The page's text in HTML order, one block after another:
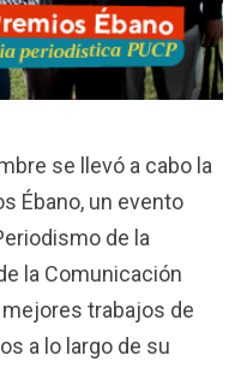
se llevó a cabo la
Ébano, un evento
de la
la Comunicación
trabajos de
a lo largo de su